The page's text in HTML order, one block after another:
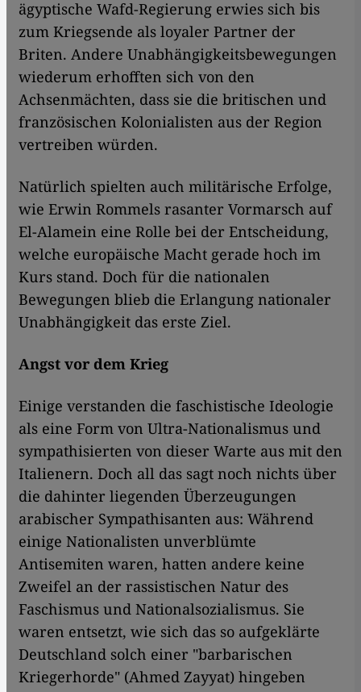
ägyptische Wafd-Regierung erwies sich bis
zum Kriegsende als loyaler Partner der
Briten. Andere Unabhängigkeitsbewegungen
wiederum erhofften sich von den
Achsenmächten, dass sie die britischen und
französischen Kolonialisten aus der Region
vertreiben würden.
Natürlich spielten auch militärische Erfolge,
wie Erwin Rommels rasanter Vormarsch auf
El-Alamein eine Rolle bei der Entscheidung,
welche europäische Macht gerade hoch im
Kurs stand. Doch für die nationalen
Bewegungen blieb die Erlangung nationaler
Unabhängigkeit das erste Ziel.
Angst vor dem Krieg
Einige verstanden die faschistische Ideologie
als eine Form von Ultra-Nationalismus und
sympathisierten von dieser Warte aus mit den
Italienern. Doch all das sagt noch nichts über
die dahinter liegenden Überzeugungen
arabischer Sympathisanten aus: Während
einige Nationalisten unverblümte
Antisemiten waren, hatten andere keine
Zweifel an der rassistischen Natur des
Faschismus und Nationalsozialismus. Sie
waren entsetzt, wie sich das so aufgeklärte
Deutschland solch einer "barbarischen
Kriegerhorde" (Ahmed Zayyat) hingeben